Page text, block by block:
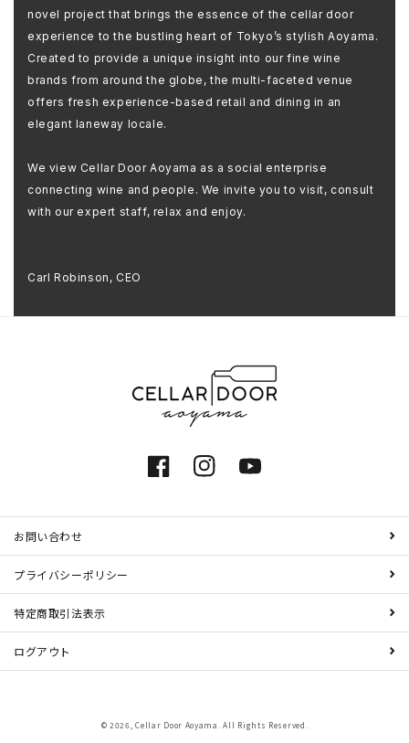
novel project that brings the essence of the cellar door
experience to the bustling heart of Tokyo’s stylish Aoyama.
Created to provide a unique insight into our fine wine
brands from around the globe, the multi-faceted venue
offers fresh experience-based retail and dining in an
elegant laneway locale.
We view Cellar Door Aoyama as a social enterprise
connecting wine and people. We invite you to visit, consult
with our expert staff, relax and enjoy.
Carl Robinson, CEO
FacebookInstagramYouTube
お問い合わせ
プライバシーポリシー
特定商取引法表示
ログアウト
© 2026,Cellar Door Aoyama . All Rights Reserved.